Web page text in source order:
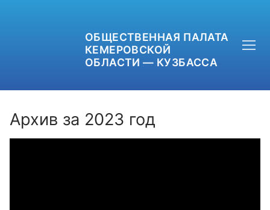
ОБЩЕСТВЕННАЯ ПАЛАТА
КЕМЕРОВСКОЙ
ОБЛАСТИ — КУЗБАССА
Архив за 2023 год